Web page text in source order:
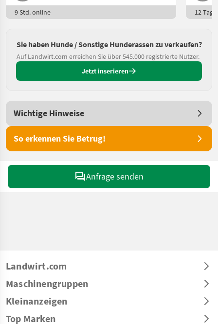
9 Std. online 12
Sie haben Hunde / Sonstige Hunderassen zu verkaufen?
Auf Landwirt.com erreichen Sie über 545.000 registrierte Nutzer.
Jetzt inserieren
Wichtige Hinweise
So erkennen Sie Betrug!
Anfrage senden
Landwirt.com
Maschinengruppen
Kleinanzeigen
Top Marken